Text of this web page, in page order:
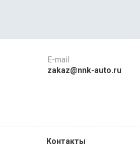
E-mail
zakaz@nnk-auto.ru
Контакты